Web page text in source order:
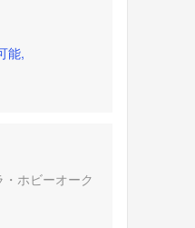
能,
ホビーオーク